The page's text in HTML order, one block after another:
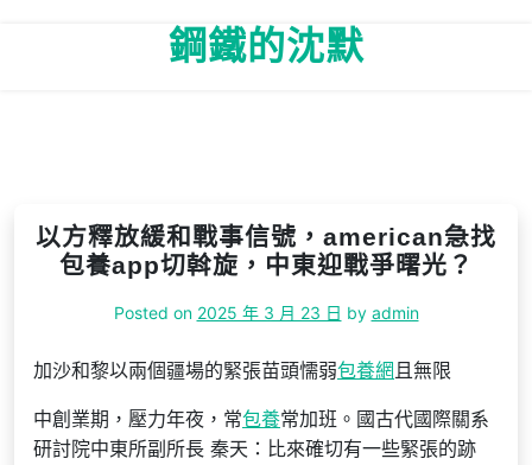
鋼鐵的沈默
以方釋放緩和戰事信號，american急找
包養app切斡旋，中東迎戰爭曙光？
Posted on 2025 年 3 月 23 日 by admin
加沙和黎以兩個疆場的緊張苗頭懦弱包養網且無限
中創業期，壓力年夜，常包養常加班。國古代國際關系
研討院中東所副所長 秦天：比來確切有一些緊張的跡